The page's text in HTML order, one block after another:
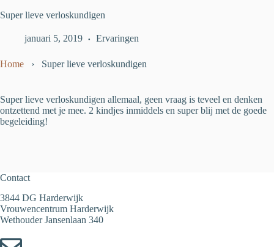
Super lieve verloskundigen
januari 5, 2019 Ervaringen
Home › Super lieve verloskundigen
Super lieve verloskundigen allemaal, geen vraag is teveel en denken
ontzettend met je mee. 2 kindjes inmiddels en super blij met de goede
begeleiding!
Contact
3844 DG Harderwijk
Vrouwencentrum Harderwijk
Wethouder Jansenlaan 340